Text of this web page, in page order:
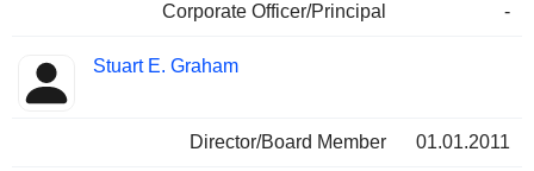
Corporate Officer/Principal -
Stuart E. Graham
Director/Board Member 01.01.2011